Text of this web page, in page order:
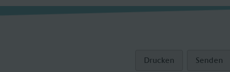
Drucken Senden